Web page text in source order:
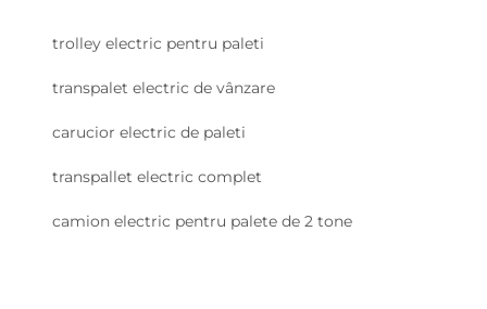
trolley electric pentru paleti
transpalet electric de vânzare
carucior electric de paleti
transpallet electric complet
camion electric pentru palete de 2 tone